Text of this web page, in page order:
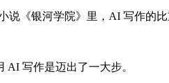
《银河学院》里，AI 写作的比
写作是迈出了一大步。